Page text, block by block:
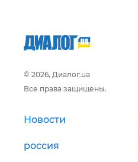
© 2026, Диалог.ua
Все права защищены.
Новости
россия